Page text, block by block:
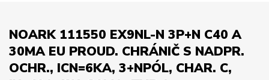
NOARK 111550 EX9NL-N 3P+N C40 A
30MA EU PROUD. CHRÁNIČ S NADPR.
OCHR., ICN=6KA, 3+NPÓL, CHAR. C,